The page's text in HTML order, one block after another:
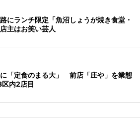
にランチ限定「魚沼しょうが焼き食堂・
主はお笑い芸人
「定食のまる大」 前店「庄や」を業態
内2店目